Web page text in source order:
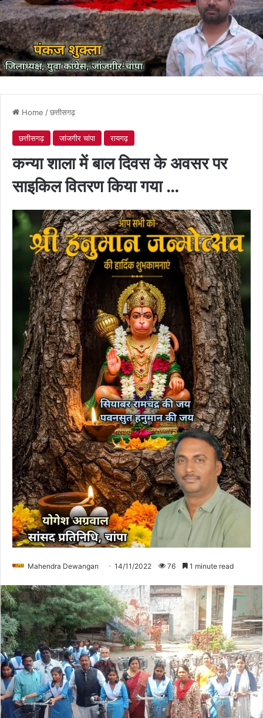
Home /छत्तीसगढ़
छत्तीसगढ़ जांजगीर चांपा रायगढ़
कन्या शाला में बाल दिवस के अवसर पर
साइकिल वितरण किया गया …
Mahendra Dewangan 14/11/2022 76 1 minute read